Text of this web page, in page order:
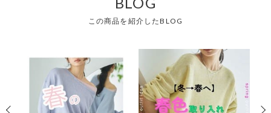
この商品を紹介したBLOG